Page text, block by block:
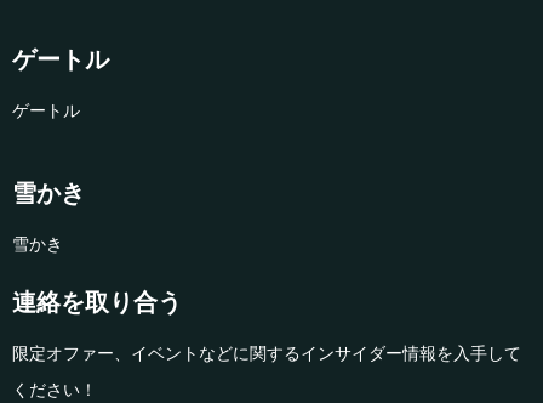
ゲートル
ゲートル
雪かき
雪かき
連絡を取り合う
限定オファー、イベントなどに関するインサイダー情報を入手して
ください！